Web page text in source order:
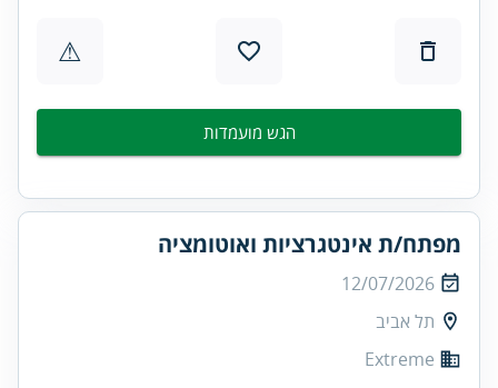
⚠
הגש מועמדות
מפתח/ת אינטגרציות ואוטומציה
12/07/2026
תל אביב
Extreme